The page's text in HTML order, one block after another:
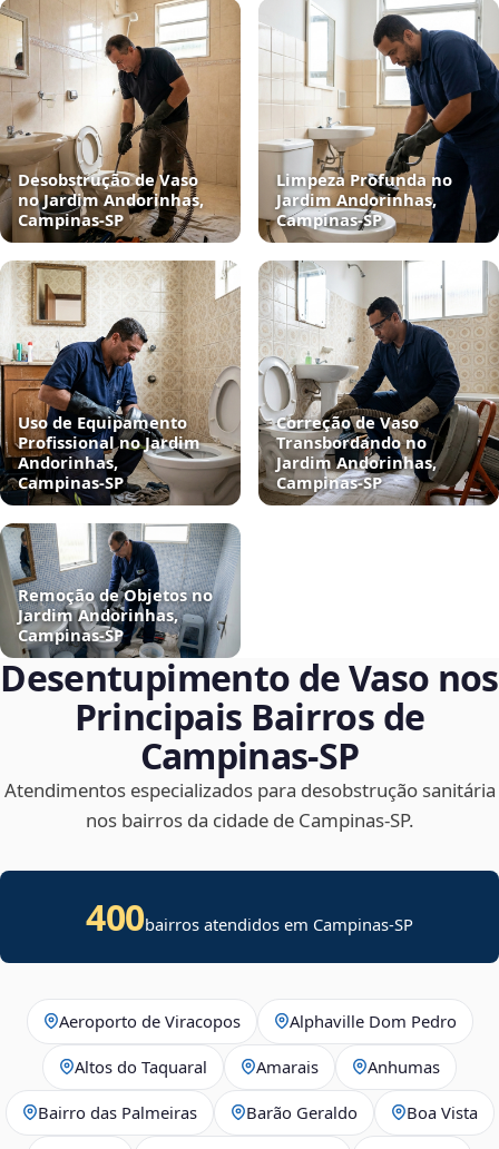
Desobstrução de Vaso
no Jardim Andorinhas,
Campinas‑SP
Limpeza Profunda no
Jardim Andorinhas,
Campinas‑SP
Uso de Equipamento
Profissional no Jardim
Andorinhas,
Campinas‑SP
Correção de Vaso
Transbordando no
Jardim Andorinhas,
Campinas‑SP
Remoção de Objetos no
Jardim Andorinhas,
Campinas‑SP
Desentupimento de Vaso nos
Principais Bairros de
Campinas‑SP
Atendimentos especializados para desobstrução sanitária
nos bairros da cidade de Campinas‑SP.
400bairros atendidos em Campinas-SP
Aeroporto de Viracopos Alphaville Dom Pedro
Altos do Taquaral Amarais Anhumas
Bairro das Palmeiras Barão Geraldo Boa Vista